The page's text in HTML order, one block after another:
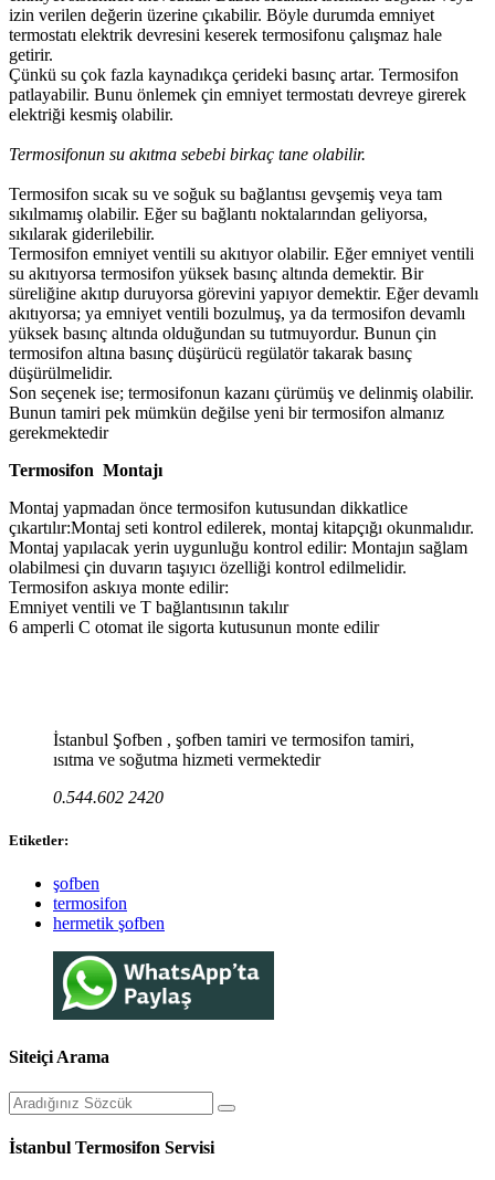
izin verilen değerin üzerine çıkabilir. Böyle durumda emniyet
termostatı elektrik devresini keserek termosifonu çalışmaz hale
getirir.
Çünkü su çok fazla kaynadıkça çerideki basınç artar. Termosifon
patlayabilir. Bunu önlemek çin emniyet termostatı devreye girerek
elektriği kesmiş olabilir.
Termosifonun su akıtma sebebi birkaç tane olabilir.
Termosifon sıcak su ve soğuk su bağlantısı gevşemiş veya tam
sıkılmamış olabilir. Eğer su bağlantı noktalarından geliyorsa,
sıkılarak giderilebilir.
Termosifon emniyet ventili su akıtıyor olabilir. Eğer emniyet ventili
su akıtıyorsa termosifon yüksek basınç altında demektir. Bir
süreliğine akıtıp duruyorsa görevini yapıyor demektir. Eğer devamlı
akıtıyorsa; ya emniyet ventili bozulmuş, ya da termosifon devamlı
yüksek basınç altında olduğundan su tutmuyordur. Bunun çin
termosifon altına basınç düşürücü regülatör takarak basınç
düşürülmelidir.
Son seçenek ise; termosifonun kazanı çürümüş ve delinmiş olabilir.
Bunun tamiri pek mümkün değilse yeni bir termosifon almanız
gerekmektedir
Termosifon Montajı
Montaj yapmadan önce termosifon kutusundan dikkatlice
çıkartılır:Montaj seti kontrol edilerek, montaj kitapçığı okunmalıdır.
Montaj yapılacak yerin uygunluğu kontrol edilir: Montajın sağlam
olabilmesi çin duvarın taşıyıcı özelliği kontrol edilmelidir.
Termosifon askıya monte edilir:
Emniyet ventili ve T bağlantısının takılır
6 amperli C otomat ile sigorta kutusunun monte edilir
İstanbul Şofben , şofben tamiri ve termosifon tamiri,
ısıtma ve soğutma hizmeti vermektedir
0.544.602 2420
Etiketler:
şofben
termosifon
hermetik şofben
Siteiçi Arama
İstanbul Termosifon Servisi